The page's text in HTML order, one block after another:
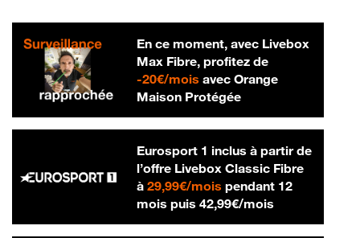
En ce moment, avec Livebox
Max Fibre, profitez de
-20€/mois20 € par mois
avec Orange
Maison Protégée
Eurosport 1 inclus à partir de
l’offre Livebox Classic Fibre
à 29,99€/mois29,99 € par mois
pendant 12
mois puis 42,99€/mois42,99 € par